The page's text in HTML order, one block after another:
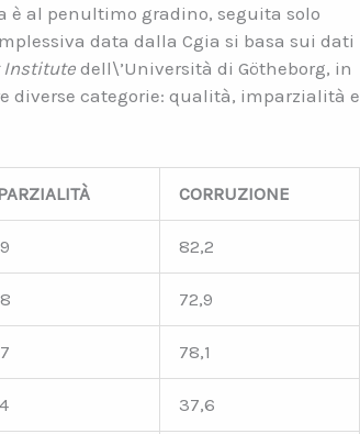
è al penultimo gradino, seguita solo
data dalla Cgia si basa sui dati
Institute dell\’Università di Götheborg, in
diverse categorie: qualità, imparzialità e
CORRUZIONE
82,2
72,9
78,1
37,6